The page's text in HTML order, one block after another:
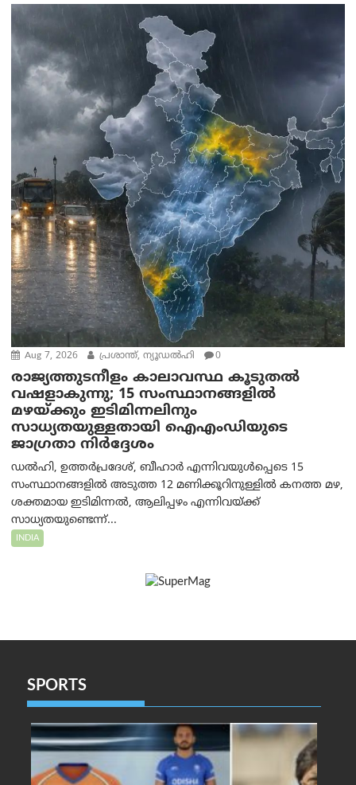
Aug 7, 2026 പ്രശാന്ത്, ന്യൂഡല്‍ഹി 0
രാജ്യത്തുടനീളം കാലാവസ്ഥ കൂടുതൽ
വഷളാകുന്നു; 15 സംസ്ഥാനങ്ങളിൽ
മഴയ്ക്കും ഇടിമിന്നലിനും
സാധ്യതയുള്ളതായി ഐഎംഡിയുടെ
ജാഗ്രതാ നിർദ്ദേശം
ഡൽഹി, ഉത്തർപ്രദേശ്, ബീഹാർ എന്നിവയുൾപ്പെടെ 15
സംസ്ഥാനങ്ങളിൽ അടുത്ത 12 മണിക്കൂറിനുള്ളിൽ കനത്ത മഴ,
ശക്തമായ ഇടിമിന്നൽ, ആലിപ്പഴം എന്നിവയ്ക്ക്
സാധ്യതയുണ്ടെന്ന്...
INDIA
SPORTS